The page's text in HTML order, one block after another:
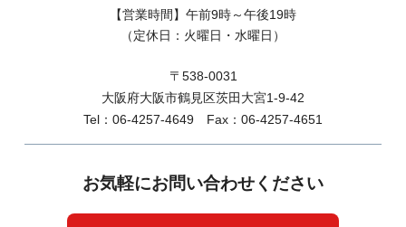
【営業時間】午前9時～午後19時
（定休日：火曜日・水曜日）
〒538-0031
大阪府大阪市鶴見区茨田大宮1-9-42
Tel：06-4257-4649 Fax：06-4257-4651
お気軽にお問い合わせください